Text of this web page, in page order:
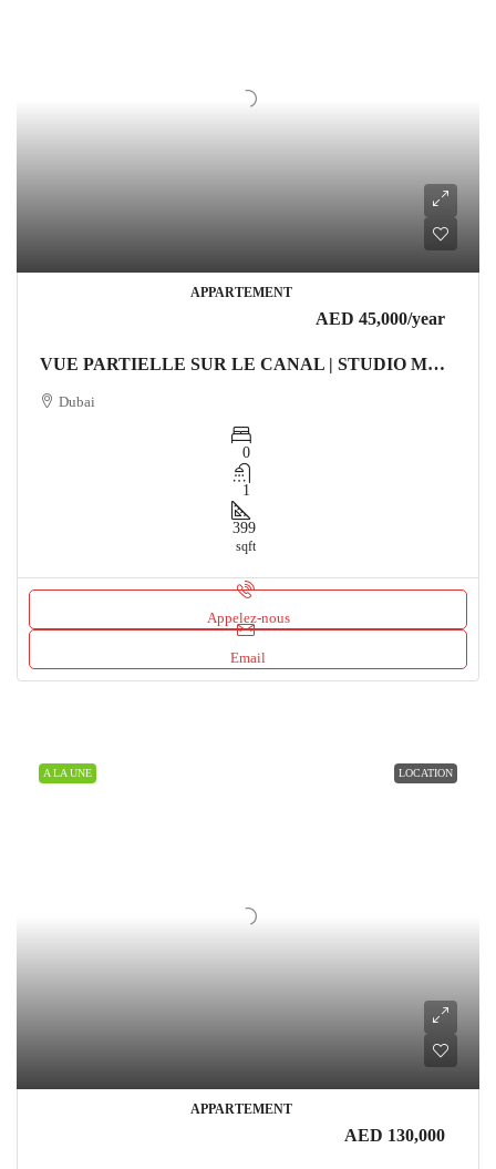
APPARTEMENT
AED 45,000/year
VUE PARTIELLE SUR LE CANAL | STUDIO MODERNE | AGENCEMENT EFFICACE Appartement
Dubai
0
1
399
sqft
Appelez-nous
Email
A LA UNE LOCATION
APPARTEMENT
AED 130,000